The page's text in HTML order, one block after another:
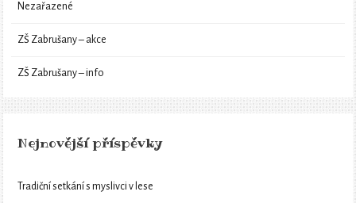
Nezařazené
ZŠ Zabrušany – akce
ZŠ Zabrušany – info
Nejnovější příspěvky
Tradiční setkání s myslivci v lese